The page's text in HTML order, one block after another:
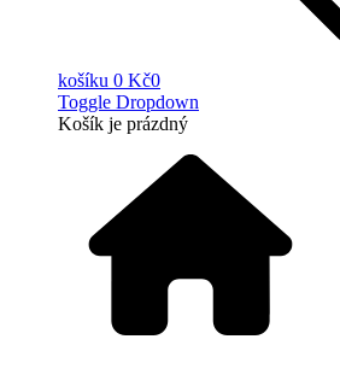
košíku 0 Kč0
Toggle Dropdown
Košík je prázdný